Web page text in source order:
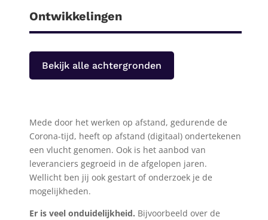
Ontwikkelingen
Bekijk alle achtergronden
Mede door het werken op afstand, gedurende de
Corona-tijd, heeft op afstand (digitaal) ondertekenen
een vlucht genomen. Ook is het aanbod van
leveranciers gegroeid in de afgelopen jaren.
Wellicht ben jij ook gestart of onderzoek je de
mogelijkheden.
Er is veel onduidelijkheid. Bijvoorbeeld over de